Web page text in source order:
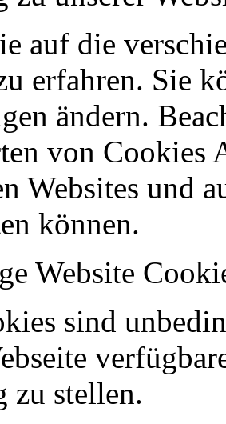
auf die
erfahren. Sie
ändern.
von Cookies
Websites und
können.
Website
sind
zu stellen.